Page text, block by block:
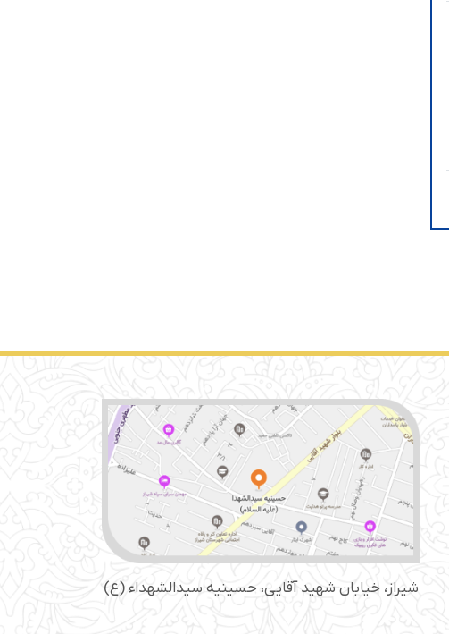
شیراز، خیابان شهید آقایی، حسینیه سید‌الشهداء (ع)